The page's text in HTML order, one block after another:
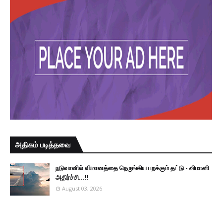
அதிகம் படித்தவை
நடுவானில் விமானத்தை நெருங்கிய பறக்கும் தட்டு - விமானி
அதிர்ச்சி...!!
August 03, 2026